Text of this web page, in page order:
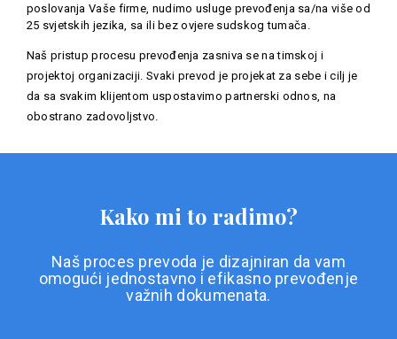
poslovanja Vaše firme, nudimo usluge prevođenja sa/na više od
25 svjetskih jezika, sa ili bez ovjere sudskog tumača.
Naš pristup procesu prevođenja zasniva se na timskoj i
projektoj organizaciji. Svaki prevod je projekat za sebe i cilj je
da sa svakim klijentom uspostavimo partnerski odnos, na
obostrano zadovoljstvo.
Kako mi to radimo?
Naš proces prevoda je dizajniran da vam
omogući jednostavno i efikasno prevođenje
važnih dokumenata.